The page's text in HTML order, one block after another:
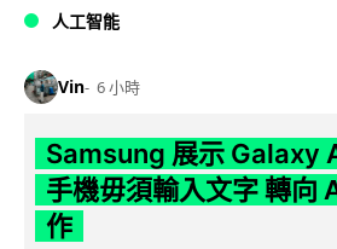
人工智能
Vin 6 小時
Samsung 展示 Galaxy
手機毋須輸入文字 轉向
作